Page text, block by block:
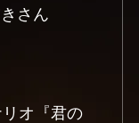
さん
リオ『君の